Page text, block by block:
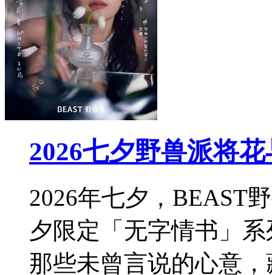
2026七夕野兽派将
2026年七夕，BEAST
夕限定「无字情书」
那些未曾言说的心意